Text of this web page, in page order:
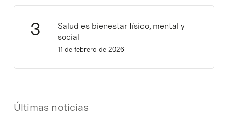
Salud es bienestar físico, mental y
social
11 de febrero de 2026
Últimas noticias